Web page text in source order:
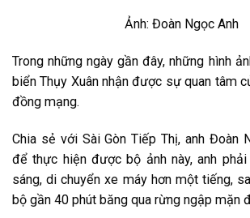
Ảnh: Đoàn Ngọc Anh
Trong những ngày gần đây, những hình
biển Thụy Xuân nhận được sự quan tâm
đồng mạng.
Chia sẻ với Sài Gòn Tiếp Thị, anh Đoàn
để thực hiện được bộ ảnh này, anh
sáng, di chuyển xe máy hơn một tiếng,
bộ gần 40 phút băng qua rừng ngập mặn